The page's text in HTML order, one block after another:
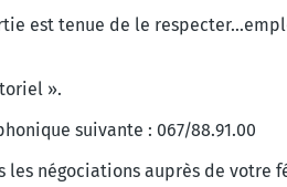
est tenue de le
».
suivante : 067/88.91.00
les négociations auprès de votre